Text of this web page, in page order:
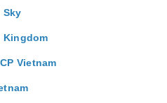
Sky
Kingdom
Vietnam